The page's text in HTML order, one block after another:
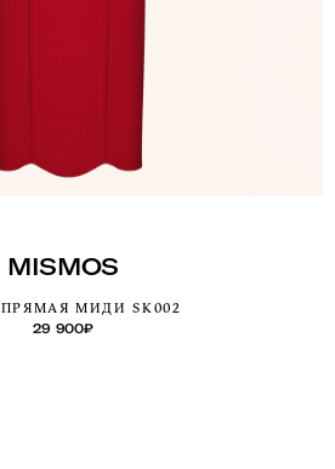
MISMOS
МИДИ SK002
29 900₽